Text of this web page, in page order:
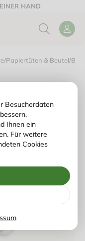
Besucherdaten
Ihnen ein
Für weitere
Cookies
HAND
/Papiertüten & Beutel/